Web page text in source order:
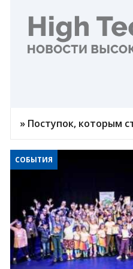
» Поступок, которым
СОБЫТИЯ